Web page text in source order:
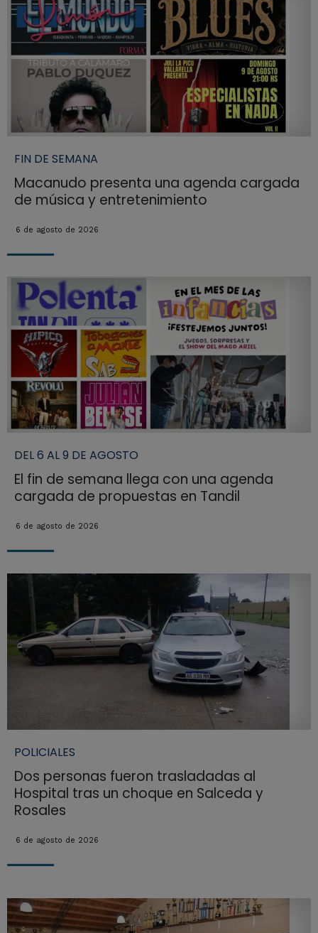
FIN DE SEMANA
Macanudo presenta una agenda cargada
de música y entretenimiento
6 de agosto de 2026
DEL 6 AL 9 DE AGOSTO
El fin de semana llega con una agenda
cargada de propuestas en Tandil
6 de agosto de 2026
POLICIALES
Dos personas fueron trasladadas al
Hospital tras un choque en Salceda y
Rosales
6 de agosto de 2026